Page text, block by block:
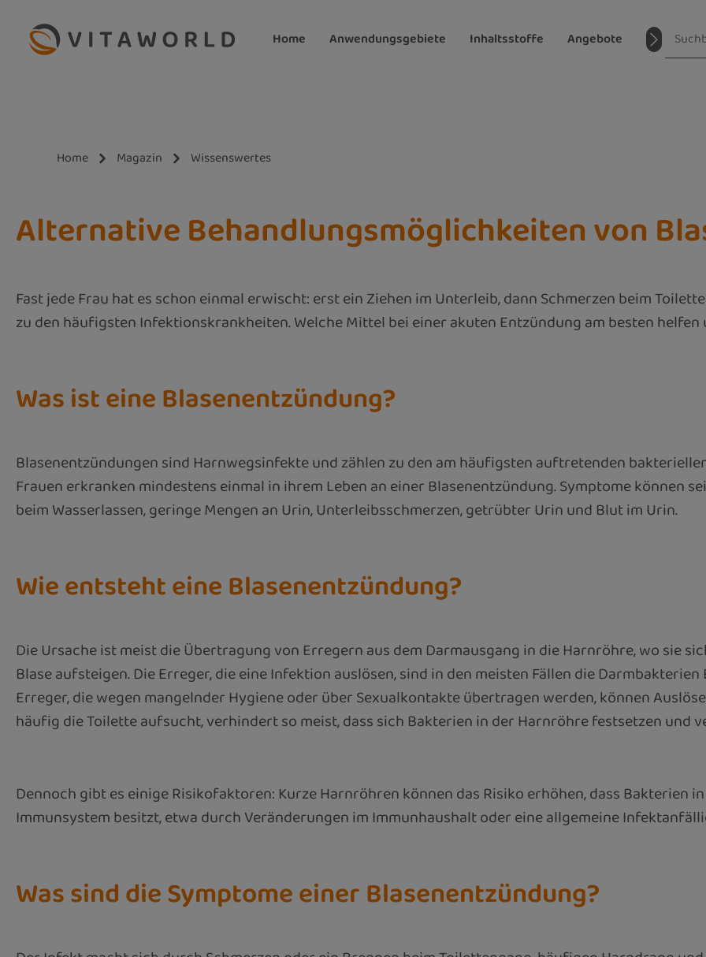
Hauptinhalt springen
Zur Suche springen
Zur Hauptnavigation springen
Home Anwendungsgebiete Inhaltsstoffe Angebote Magazin
Home Magazin Wissenswertes
Alternative Behandlungsmöglichkeiten von
Fast jede Frau hat es schon einmal erwischt: erst ein Ziehen im Unterleib, dann Schmerzen beim
zu den häufigsten Infektionskrankheiten. Welche Mittel bei einer akuten Entzündung am besten
Was ist eine Blasenentzündung?
Blasenentzündungen sind Harnwegsinfekte und zählen zu den am häufigsten auftretenden
Frauen erkranken mindestens einmal in ihrem Leben an einer Blasenentzündung. Symptome können
beim Wasserlassen, geringe Mengen an Urin, Unterleibsschmerzen, getrübter Urin und Blut im Urin.
Wie entsteht eine Blasenentzündung?
Die Ursache ist meist die Übertragung von Erregern aus dem Darmausgang in die Harnröhre, wo sie
Blase aufsteigen. Die Erreger, die eine Infektion auslösen, sind in den meisten Fällen die
Erreger, die wegen mangelnder Hygiene oder über Sexualkontakte übertragen werden, können
häufig die Toilette aufsucht, verhindert so meist, dass sich Bakterien in der Harnröhre festsetzen und
Dennoch gibt es einige Risikofaktoren: Kurze Harnröhren können das Risiko erhöhen, dass Bakterien
Immunsystem besitzt, etwa durch Veränderungen im Immunhaushalt oder eine allgemeine
Was sind die Symptome einer Blasenentzündung?